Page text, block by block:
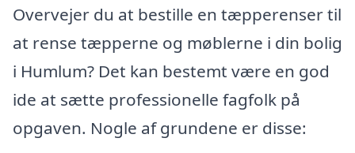
Overvejer du at bestille en tæpperenser til
at rense tæpperne og møblerne i din bolig
i Humlum? Det kan bestemt være en god
ide at sætte professionelle fagfolk på
opgaven. Nogle af grundene er disse: